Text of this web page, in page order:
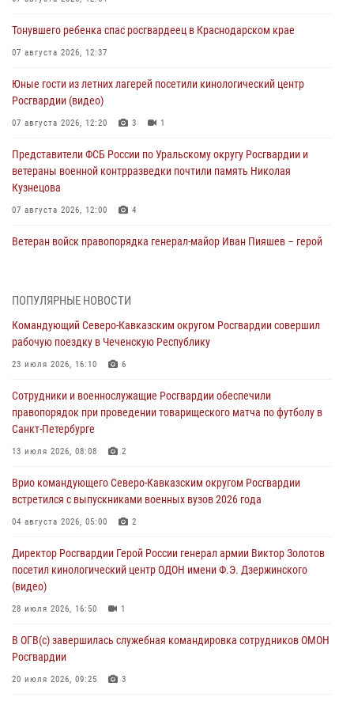
Тонувшего ребенка спас росгвардеец в Краснодарском крае
07 августа 2026, 12:37
Юные гости из летних лагерей посетили кинологический центр
Росгвардии (видео)
07 августа 2026, 12:20 3 1
Представители ФСБ России по Уральскому округу Росгвардии и
ветераны военной контрразведки почтили память Николая
Кузнецова
07 августа 2026, 12:00 4
Ветеран войск правопорядка генерал-майор Иван Пияшев – герой
Смольного собора в Санкт-Петербурге (видео)
07 августа 2026, 11:34
взрывобезопасности
07 августа 2026, 11:33
Рэпер ST посетил раненых росгвардейцев в Главном военном
07 августа 2026, 11:18 2
Патриотическая акция «Каникулы с Росгвардией» прошла в
07 августа 2026, 11:00
ПОПУЛЯРНЫЕ НОВОСТИ
Командующий Северо-Кавказским округом Росгвардии совершил
рабочую поездку в Чеченскую Республику
23 июля 2026, 16:10 6
Сотрудники и военнослужащие Росгвардии обеспечили
правопорядок при проведении товарищеского матча по футболу в
Санкт-Петербурге
13 июля 2026, 08:08 2
Врио командующего Северо-Кавказским округом Росгвардии
встретился с выпускниками военных вузов 2026 года
04 августа 2026, 05:00 2
Директор Росгвардии Герой России генерал армии Виктор Золотов
посетил кинологический центр ОДОН имени Ф.Э. Дзержинского
(видео)
28 июля 2026, 16:50 1
В ОГВ(с) завершилась служебная командировка сотрудников ОМОН
Росгвардии
20 июля 2026, 09:25 3